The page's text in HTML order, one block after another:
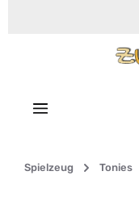
Spielzeug Tonies